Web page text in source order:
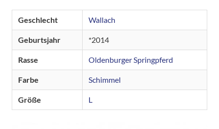
Geschlecht Wallach
Geburtsjahr 2014
Rasse Oldenburger Springpferd
Farbe Schimmel
Größe L